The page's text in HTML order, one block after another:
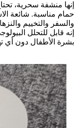
إنها منشفة سحرية،
حمام مناسبة. شائعة
والسفر والتخييم
بشرة الأطفال دون أي